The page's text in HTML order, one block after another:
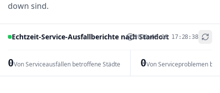
down sind.
Echtzeit-Service-Ausfallberichte nach Standort
2026-08-08 17:28:38
0Von Serviceausfällen betroffene Städte 0Von Serviceproblemen
+